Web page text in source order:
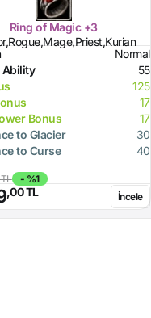
Ring of Magic +3
Normal
Ability
55
125
17
Bonus
17
to Glacier
30
to Curse
40
- %1
,00 TL İncele